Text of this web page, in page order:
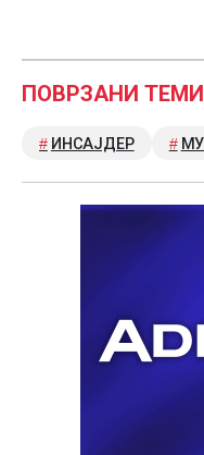
ПОВРЗАНИ ТЕМИ
ИНСАЈДЕР